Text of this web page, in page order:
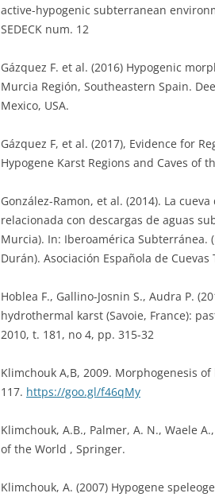
active-hypogenic subterranean
SEDECK num. 12
Gázquez F. et al. (2016) Hypogenic
Murcia Región, Southeastern Spain.
Mexico, USA.
Gázquez F, et al. (2017), Evidence for
Hypogene Karst Regions and Caves of
González-Ramon, et al. (2014). La
relacionada con descargas de aguas
Murcia). In: Iberoamérica Subterránea.
Durán). Asociación Española de Cuevas
Hoblea F., Gallino-Josnin S., Audra P.
hydrothermal karst (Savoie, France):
2010, t. 181, no 4, pp. 315-32
Klimchouk A,B, 2009. Morphogenesis
117. https://goo.gl/f46qMy
Klimchouk, A.B., Palmer, A. N., Waele
of the World , Springer.
Klimchouk, A. (2007) Hypogene